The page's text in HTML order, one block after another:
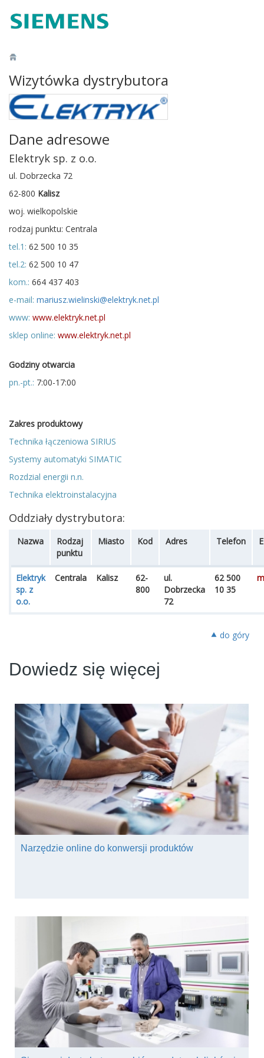
Wizytówka dystrybutora
Dane adresowe
Elektryk sp. z o.o.
ul. Dobrzecka 72
62-800 Kalisz
woj. wielkopolskie
rodzaj punktu: Centrala
tel.1: 62 500 10 35
tel.2: 62 500 10 47
kom.: 664 437 403
e-mail: mariusz.wielinski@elektryk.net.pl
www: www.elektryk.net.pl
sklep online: www.elektryk.net.pl
Godziny otwarcia
pn.-pt.: 7:00-17:00
Zakres produktowy
Technika łączeniowa SIRIUS
Systemy automatyki SIMATIC
Rozdzial energii n.n.
Technika elektroinstalacyjna
Oddziały dystrybutora:
Nazwa
Rodzaj
punktu
Miasto Kod Adres Telefon
Elektryk
sp. z
o.o.
Centrala Kalisz
62-
800
ul.
Dobrzecka
72
62 500
10 35
⯅ do góry
Dowiedz się więcej
Narzędzie online do konwersji produktów